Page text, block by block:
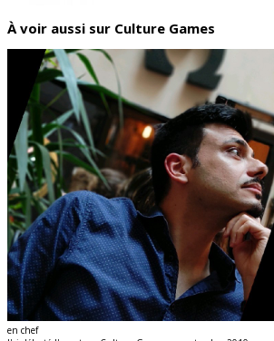
À voir aussi sur Culture Games
en chef